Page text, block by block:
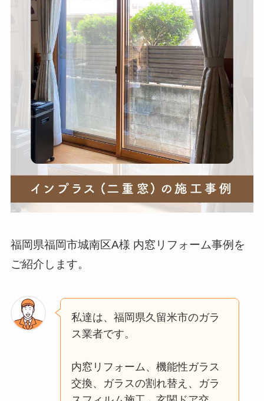
福岡県福岡市城南区A様 内窓リフォーム事例を
ご紹介します。
私達は、福岡県久留米市のガラ
ス業者です。
内窓リフォーム、機能性ガラス
交換、ガラスの割れ替え、ガラ